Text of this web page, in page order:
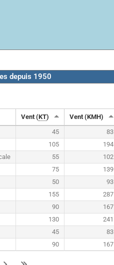
depuis 1950
Vent (KT) Vent (KMH)
45 83
105 194
55 102
75 139
50 93
155 287
90 167
130 241
45 83
90 167